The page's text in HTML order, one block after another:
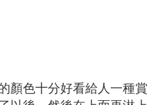
顏色十分好看給人一種